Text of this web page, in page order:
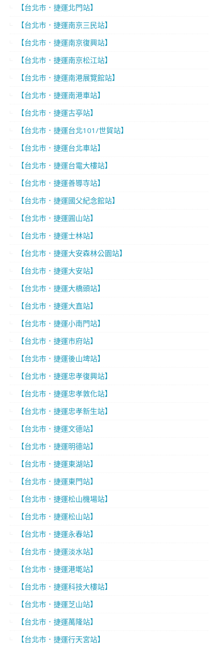
【台北市．捷運北門站】
【台北市．捷運南京三民站】
【台北市．捷運南京復興站】
【台北市．捷運南京松江站】
【台北市．捷運南港展覽館站】
【台北市．捷運南港車站】
【台北市．捷運古亭站】
【台北市．捷運台北101/世貿站】
【台北市．捷運台北車站】
【台北市．捷運台電大樓站】
【台北市．捷運善導寺站】
【台北市．捷運國父紀念館站】
【台北市．捷運圓山站】
【台北市．捷運士林站】
【台北市．捷運大安森林公園站】
【台北市．捷運大安站】
【台北市．捷運大橋頭站】
【台北市．捷運大直站】
【台北市．捷運小南門站】
【台北市．捷運市府站】
【台北市．捷運後山埤站】
【台北市．捷運忠孝復興站】
【台北市．捷運忠孝敦化站】
【台北市．捷運忠孝新生站】
【台北市．捷運文德站】
【台北市．捷運明德站】
【台北市．捷運東湖站】
【台北市．捷運東門站】
【台北市．捷運松山機場站】
【台北市．捷運松山站】
【台北市．捷運永春站】
【台北市．捷運淡水站】
【台北市．捷運港墘站】
【台北市．捷運科技大樓站】
【台北市．捷運芝山站】
【台北市．捷運萬隆站】
【台北市．捷運行天宮站】